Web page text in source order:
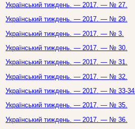
Український тиждень. — 2017. — № 27.
Український тиждень. — 2017. — № 29.
Український тиждень. — 2017. — № 3.
Український тиждень. — 2017. — № 30.
Український тиждень. — 2017. — № 31.
Український тиждень. — 2017. — № 32.
Український тиждень. — 2017. — № 33-34.
Український тиждень. — 2017. — № 35.
Український тиждень. — 2017. — № 36.